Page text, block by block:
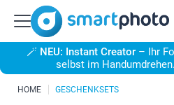
🪄 NEU: Instant Creator – Ihr
selbst im
HOME GESCHENKSETS